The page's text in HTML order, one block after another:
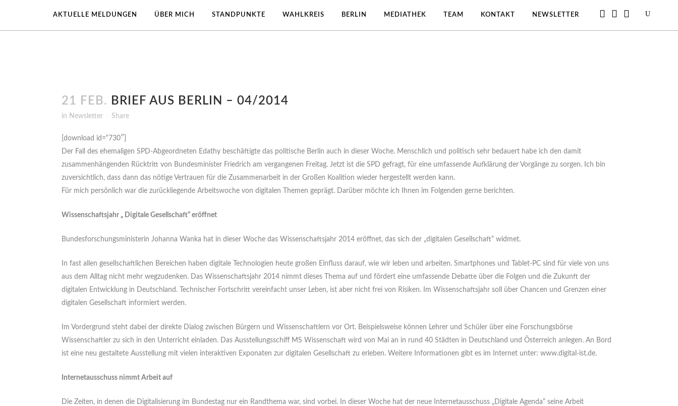
AKTUELLE MELDUNGEN ÜBER MICH STANDPUNKTE WAHLKREIS BERLIN MEDIATHEK TEAM KONTAKT NEWSLETTER
21 FEB. BRIEF AUS BERLIN – 04/2014
in Newsletter Share
[download id=“730″]
Der Fall des ehemaligen SPD-Abgeordneten Edathy beschäftigte das politische Berlin auch in dieser Woche. Menschlich und politisch sehr bedauert habe ich den damit
zusammenhängenden Rücktritt von Bundesminister Friedrich am vergangenen Freitag. Jetzt ist die SPD gefragt, für eine umfassende Aufklärung der Vorgänge zu sorgen. Ich bin
zuversichtlich, dass dann das nötige Vertrauen für die Zusammenarbeit in der Großen Koalition wieder hergestellt werden kann.
Für mich persönlich war die zurückliegende Arbeitswoche von digitalen Themen geprägt. Darüber möchte ich Ihnen im Folgenden gerne berichten.
Wissenschaftsjahr „ Digitale Gesellschaft“ eröffnet
Bundesforschungsministerin Johanna Wanka hat in dieser Woche das Wissenschaftsjahr 2014 eröffnet, das sich der „digitalen Gesellschaft“ widmet.
In fast allen gesellschaftlichen Bereichen haben digitale Technologien heute großen Einfluss darauf, wie wir leben und arbeiten. Smartphones und Tablet-PC sind für viele von uns
aus dem Alltag nicht mehr wegzudenken. Das Wissenschaftsjahr 2014 nimmt dieses Thema auf und fördert eine umfassende Debatte über die Folgen und die Zukunft der
digitalen Entwicklung in Deutschland. Technischer Fortschritt vereinfacht unser Leben, ist aber nicht frei von Risiken. Im Wissenschaftsjahr soll über Chancen und Grenzen einer
digitalen Gesellschaft informiert werden.
Im Vordergrund steht dabei der direkte Dialog zwischen Bürgern und Wissenschaftlern vor Ort. Beispielsweise können Lehrer und Schüler über eine Forschungsbörse
Wissenschaftler zu sich in den Unterricht einladen. Das Ausstellungsschiff MS Wissenschaft wird von Mai an in rund 40 Städten in Deutschland und Österreich anlegen. An Bord
ist eine neu gestaltete Ausstellung mit vielen interaktiven Exponaten zur digitalen Gesellschaft zu erleben. Weitere Informationen gibt es im Internet unter: www.digital-ist.de.
Internetausschuss nimmt Arbeit auf
Die Zeiten, in denen die Digitalisierung im Bundestag nur ein Randthema war, sind vorbei. In dieser Woche hat der neue Internetausschuss „Digitale Agenda“ seine Arbeit